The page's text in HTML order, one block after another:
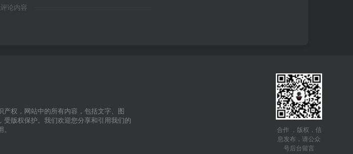
论内容
权，网站中的所有内容，包括文字、图
版权保护。我们欢迎您分享和引用我们的
合作 ，版权，信
息发布，请公众
号后台留言